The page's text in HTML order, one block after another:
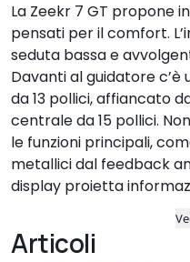
La Zeekr 7 GT propone
pensati per il comfort.
seduta bassa e
Davanti al guidatore
da 13 pollici, affiancato
centrale da 15 pollici.
le funzioni principali,
metallici dal feedback
display proietta
Articoli